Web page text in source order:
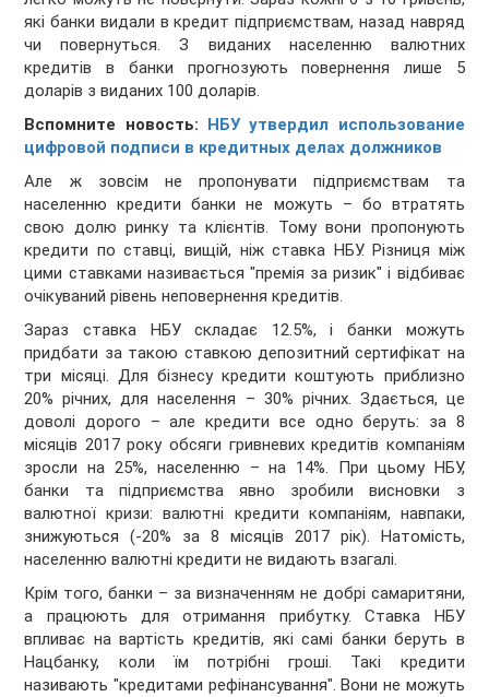
які банки видали в кредит підприємствам, назад навряд
чи повернуться. З виданих населенню валютних
кредитів в банки прогнозують повернення лише 5
доларів з виданих 100 доларів.
Вспомните новость: НБУ утвердил использование
цифровой подписи в кредитных делах должников
Але ж зовсім не пропонувати підприємствам та
населенню кредити банки не можуть – бо втратять
свою долю ринку та клієнтів. Тому вони пропонують
кредити по ставці, вищій, ніж ставка НБУ. Різниця між
цими ставками називається "премія за ризик" і відбиває
очікуваний рівень неповернення кредитів.
Зараз ставка НБУ складає 12.5%, і банки можуть
придбати за такою ставкою депозитний сертифікат на
три місяці. Для бізнесу кредити коштують приблизно
20% річних, для населення – 30% річних. Здається, це
доволі дорого – але кредити все одно беруть: за 8
місяців 2017 року обсяги гривневих кредитів компаніям
зросли на 25%, населенню – на 14%. При цьому НБУ,
банки та підприємства явно зробили висновки з
валютної кризи: валютні кредити компаніям, навпаки,
знижуються (-20% за 8 місяців 2017 рік). Натомість,
населенню валютні кредити не видають взагалі.
Крім того, банки – за визначенням не добрі самаритяни,
а працюють для отримання прибутку. Ставка НБУ
впливає на вартість кредитів, які самі банки беруть в
Нацбанку, коли їм потрібні гроші. Такі кредити
називають "кредитами рефінансування". Вони не можуть